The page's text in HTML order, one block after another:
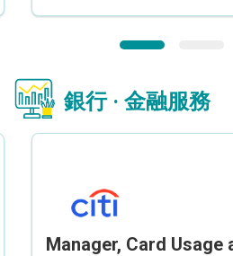
銀行 · 金融服務